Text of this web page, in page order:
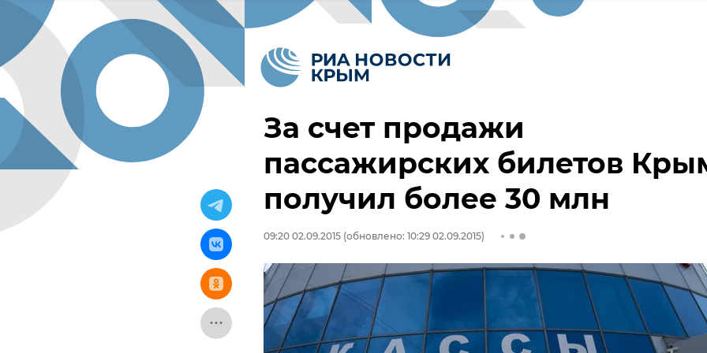
За счет продажи
пассажирских билетов
получил более 30 млн
09:20 02.09.2015 (обновлено: 10:29 02.09.2015)